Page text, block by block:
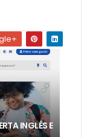
INGLÊS E